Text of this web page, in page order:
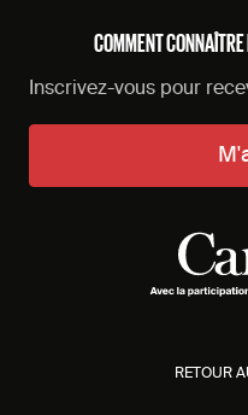
COMMENT
Inscrivez-vous pour
RETOUR